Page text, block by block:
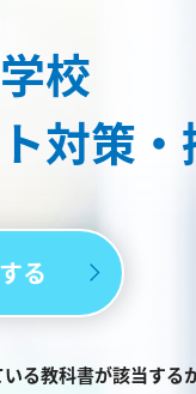
校
対策
る
る教科書が該当する